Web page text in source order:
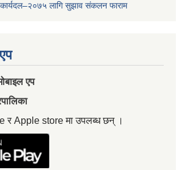
लागि सुझाव संकलन फाराम
एप
र Apple store मा उपलब्ध छन् ।